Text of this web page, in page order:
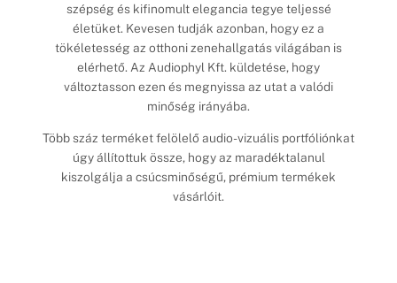
szépség és kifinomult elegancia tegye teljessé
életüket. Kevesen tudják azonban, hogy ez a
tökéletesség az otthoni zenehallgatás világában is
elérhető. Az Audiophyl Kft. küldetése, hogy
változtasson ezen és megnyissa az utat a valódi
minőség irányába.
Több száz terméket felölelő audio-vizuális portfóliónkat
úgy állítottuk össze, hogy az maradéktalanul
kiszolgálja a csúcsminőségű, prémium termékek
vásárlóit.